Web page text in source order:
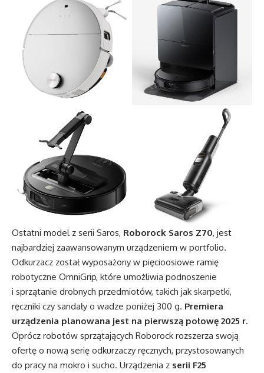
Ostatni model z serii Saros, Roborock Saros Z70, jest
najbardziej zaawansowanym urządzeniem w portfolio.
Odkurzacz został wyposażony w pięcioosiowe ramię
robotyczne OmniGrip, które umożliwia podnoszenie
i sprzątanie drobnych przedmiotów, takich jak skarpetki,
ręczniki czy sandały o wadze poniżej 300 g. Premiera
urządzenia planowana jest na pierwszą połowę 2025 r.
Oprócz robotów sprzątających Roborock rozszerza swoją
ofertę o nową serię odkurzaczy ręcznych, przystosowanych
do pracy na mokro i sucho. Urządzenia z serii F25